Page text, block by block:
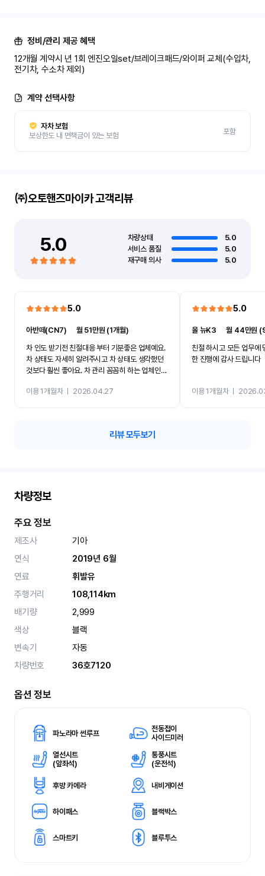
정비/관리 제공 혜택
12개월 계약시 년 1회 엔진오일set/브레이크패드/와이퍼 교체(수입차,
전기차, 수소차 제외)
계약 선택사항
자차 보험
보상한도 내 면책금이 있는 보험
포함
㈜오토핸즈마이카고객리뷰
5.0 차량상태
5.0
서비스 품질
5.0
재구매 의사
5.0
5.0
아반떼(CN7)
월 51만원 (1개월)
차 인도 받기전 친절대응 부터 기분좋은 업체예요.
차 상태도 자세히 알려주시고 차 상태도 생각했던
것보다 훨씬 좋아요. 차 관리 꼼꼼히 하는 업체인것
이용 1개월차ㅣ 2026.04.27
5.0
올 뉴K3 ㅣ월 44만원
친절 하시고 모든 업무에
한 진행에 감사 드립니다
이용 1개월차ㅣ
리뷰 모두보기
차량정보
주요 정보
제조사
기아
연식
2019년 6월
연료
휘발유
주행거리
108,114km
배기량
2,999
색상
블랙
변속기
자동
차량번호
36호7120
옵션 정보
파노라마 썬루프
전동접이
사이드미러
열선시트
(앞좌석)
통풍시트
(운전석)
후방 카메라 내비게이션
하이패스 블랙박스
스마트키 블루투스